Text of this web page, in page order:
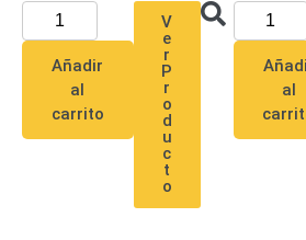
- TurboHD
TVI / AHD
/ CVI
Drones,
Robots e
Industrial
Añadir
al
carrito
V
e
r
P
r
o
d
u
c
t
o
al